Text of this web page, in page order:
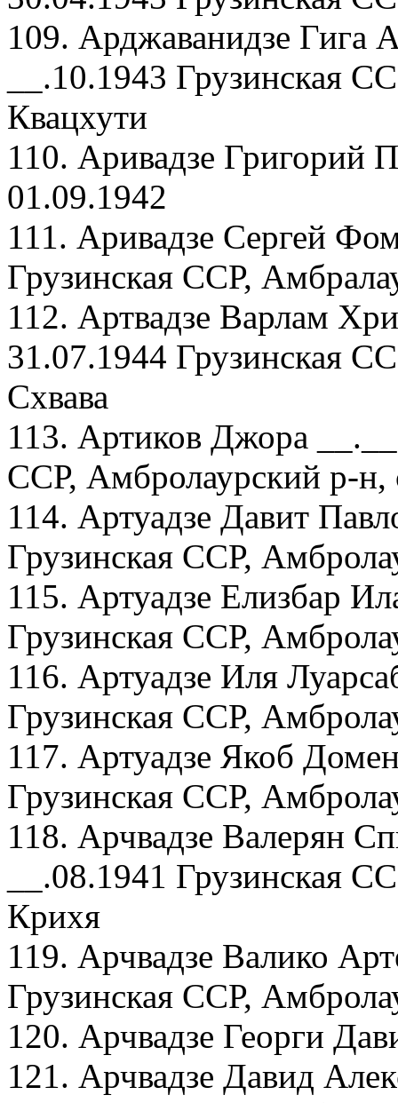
109. Арджаванидзе Гига
__.10.1943 Грузинская
Квацхути
110. Аривадзе Григорий
01.09.1942
111. Аривадзе Сергей
Грузинская ССР,
112. Артвадзе Варлам
31.07.1944 Грузинская
Схвава
113. Артиков Джора
ССР, Амбролаурский р-н,
114. Артуадзе Давит
Грузинская ССР,
115. Артуадзе Елизбар
Грузинская ССР,
116. Артуадзе Иля
Грузинская ССР,
117. Артуадзе Якоб
Грузинская ССР,
118. Арчвадзе Валерян
__.08.1941 Грузинская
Крихя
119. Арчвадзе Валико
Грузинская ССР,
120. Арчвадзе Георги
121. Арчвадзе Давид